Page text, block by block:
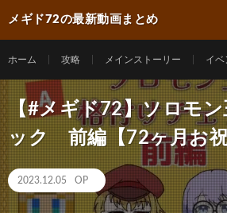
メギド72の最新動画まとめ
ホーム 攻略 メインストーリー イベ
【#メギド72】ソロモ
ック 前編【72ヶ月お祝
2023.12.05 OP